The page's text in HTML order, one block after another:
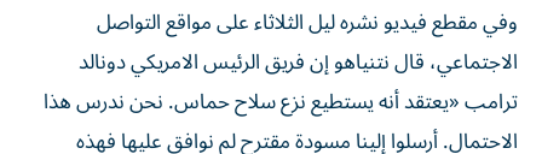
وفي مقطع فيديو نشره ليل الثلاثاء على مواقع التواصل
الاجتماعي، قال نتنياهو إن فريق الرئيس الامريكي دونالد
ترامب «يعتقد أنه يستطيع نزع سلاح حماس. نحن ندرس هذا
الاحتمال. أرسلوا إلينا مسودة مقترح لم نوافق عليها فهذه